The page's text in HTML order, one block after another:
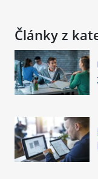
Články z